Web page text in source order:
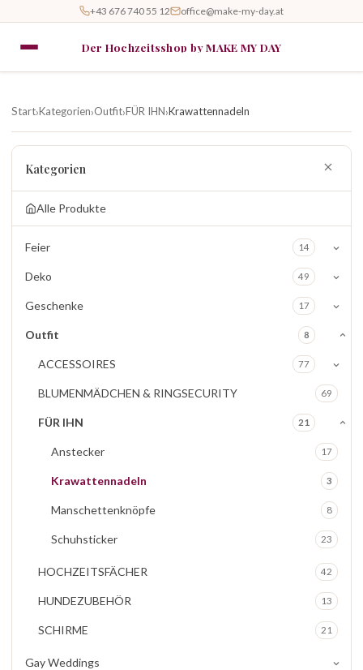
+43 676 740 55 12 office@make-my-day.at
Der Hochzeitsshop by MAKE MY DAY
Start›Kategorien›Outfit›FÜR IHN›Krawattennadeln
Kategorien
Alle Produkte
Feier 14
Deko 49
Geschenke 17
Outfit 8
ACCESSOIRES 77
BLUMENMÄDCHEN & RINGSECURITY 69
FÜR IHN 21
Anstecker 17
Krawattennadeln 3
Manschettenknöpfe 8
Schuhsticker 23
HOCHZEITSFÄCHER 42
HUNDEZUBEHÖR 13
SCHIRME 21
Gay Weddings